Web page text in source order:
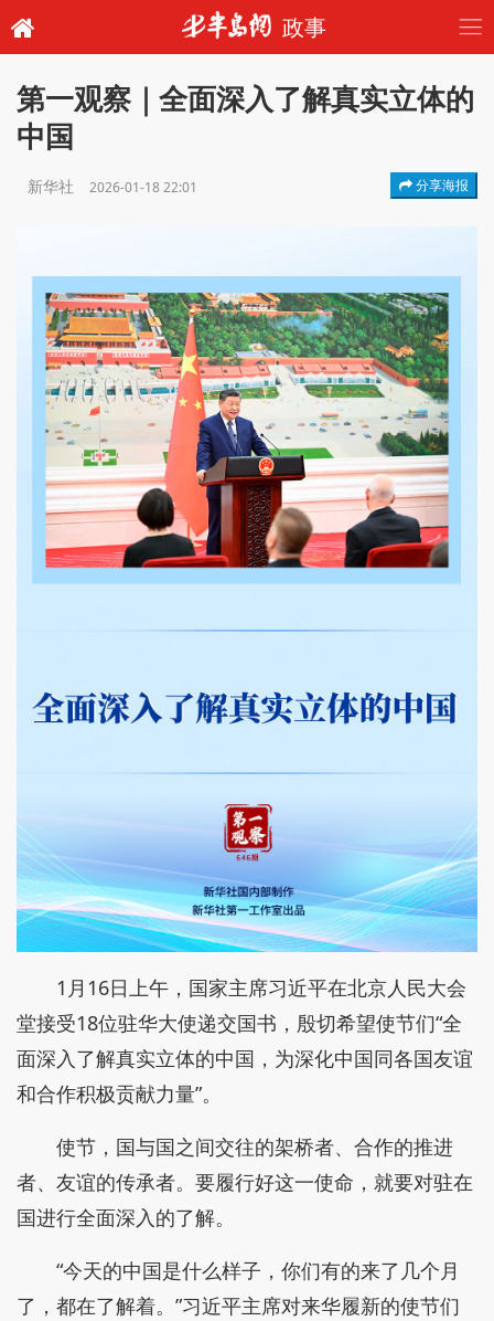
政事
第一观察｜全面深入了解真实立体的
中国
新华社 2026-01-18 22:01 分享海报
1月16日上午，国家主席习近平在北京人民大会
堂接受18位驻华大使递交国书，殷切希望使节们“全
面深入了解真实立体的中国，为深化中国同各国友谊
和合作积极贡献力量”。
使节，国与国之间交往的架桥者、合作的推进
者、友谊的传承者。要履行好这一使命，就要对驻在
国进行全面深入的了解。
“今天的中国是什么样子，你们有的来了几个月
了，都在了解着。”习近平主席对来华履新的使节们